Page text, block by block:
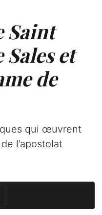
Saint
et
de
qui œuvrent
l’apostolat